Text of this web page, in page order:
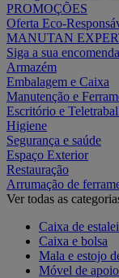
PROMOÇÕES
Oferta Eco-
MANUTAN
Siga a sua encomenda
Armazém
Embalagem e Caixa
Manutenção e
Escritório e
Higiene
Segurança e saúde
Espaço Exterior
Restauração
Arrumação de
Ver todas as
Caixa de
Caixa e bolsa
Mala e estojo
Móvel de